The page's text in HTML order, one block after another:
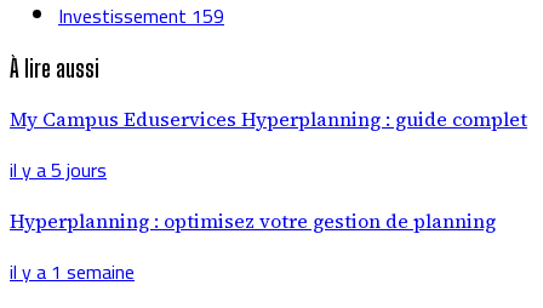
Investissement159
À lire aussi
My Campus Eduservices Hyperplanning : guide complet
il y a 5 jours
Hyperplanning : optimisez votre gestion de planning
il y a 1 semaine